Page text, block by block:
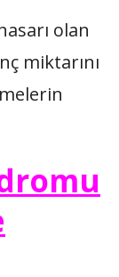
olan
miktarını